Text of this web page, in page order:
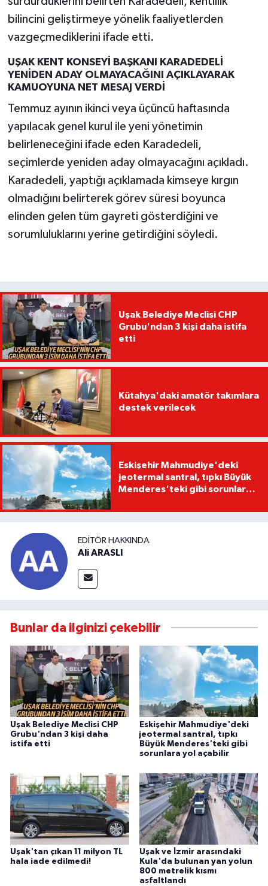
bilincini geliştirmeye yönelik faaliyetlerden
vazgeçmediklerini ifade etti.
UŞAK KENT KONSEYİ BAŞKANI KARADEDELİ
YENİDEN ADAY OLMAYACAĞINI AÇIKLAYARAK
KAMUOYUNA NET MESAJ VERDİ
Temmuz ayının ikinci veya üçüncü haftasında
yapılacak genel kurul ile yeni yönetimin
belirleneceğini ifade eden Karadedeli,
seçimlerde yeniden aday olmayacağını açıkladı.
Karadedeli, yaptığı açıklamada kimseye kırgın
olmadığını belirterek görev süresi boyunca
elinden gelen tüm gayreti gösterdiğini ve
sorumluluklarını yerine getirdiğini söyledi.
Uşak Belediye Meclisi CHP
Grubu'ndan 3 kişi daha istifa
etti
Kütahya'daki amatör takımlara
destek verilecek
Eskişehir Mahmudiye'deki
jeotermal santral, tıpkı Büyük
Menderes'teki gibi sorunlara
EDITÖR HAKKINDA
Ali ARASLI
Bunlar da ilginizi çekebilir
Uşak Belediye Meclisi CHP
Grubu'ndan 3 kişi daha
istifa etti
Eskişehir Mahmudiye'deki
jeotermal santral, tıpkı
Büyük Menderes'teki gibi
sorunlara yol açabilir
Uşak'tan çıkan 11 milyon TL
hala iade edilmedi!
Uşak ve İzmir arasındaki
Kula'da bulunan yan yolun
800 metrelik kısmı
asfaltlandı